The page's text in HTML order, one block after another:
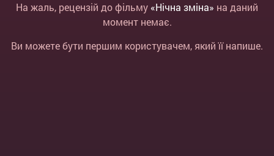
На жаль, рецензій до фільму «Нічна зміна» на даний
момент немає.
Ви можете бути першим користувачем, який її напише.